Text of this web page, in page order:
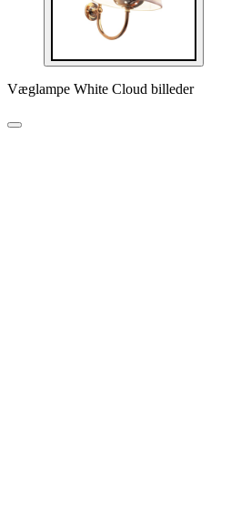
Væglampe White Cloud billeder